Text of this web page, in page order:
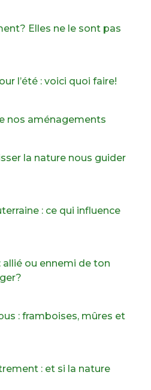
Elles ne le sont pas
l’été : voici quoi faire!
nos aménagements
la nature nous guider
: ce qui influence
allié ou ennemi de ton
: framboises, mûres et
: et si la nature